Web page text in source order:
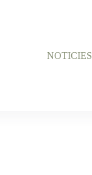
NOTICIES